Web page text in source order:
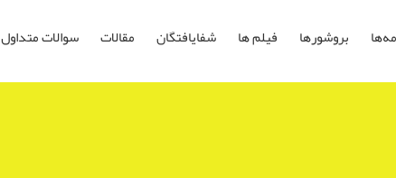
بروشورها فیلم ها شفایافتگان مقالات سوالات متداول